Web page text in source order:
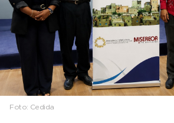
Foto: Cedida